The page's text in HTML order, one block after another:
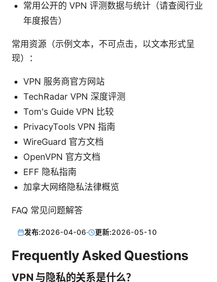
常用公开的 VPN 评测数据与统计（请查阅行业
年度报告）
常用资源（示例文本，不可点击，以文本形式呈
现）：
VPN 服务商官方网站
TechRadar VPN 深度评测
Tom's Guide VPN 比较
PrivacyTools VPN 指南
WireGuard 官方文档
OpenVPN 官方文档
EFF 隐私指南
加拿大网络隐私法律概览
FAQ 常见问题解答
发布:2026-04-06· 更新:2026-05-10
Frequently Asked Questions
VPN 与隐私的关系是什么？